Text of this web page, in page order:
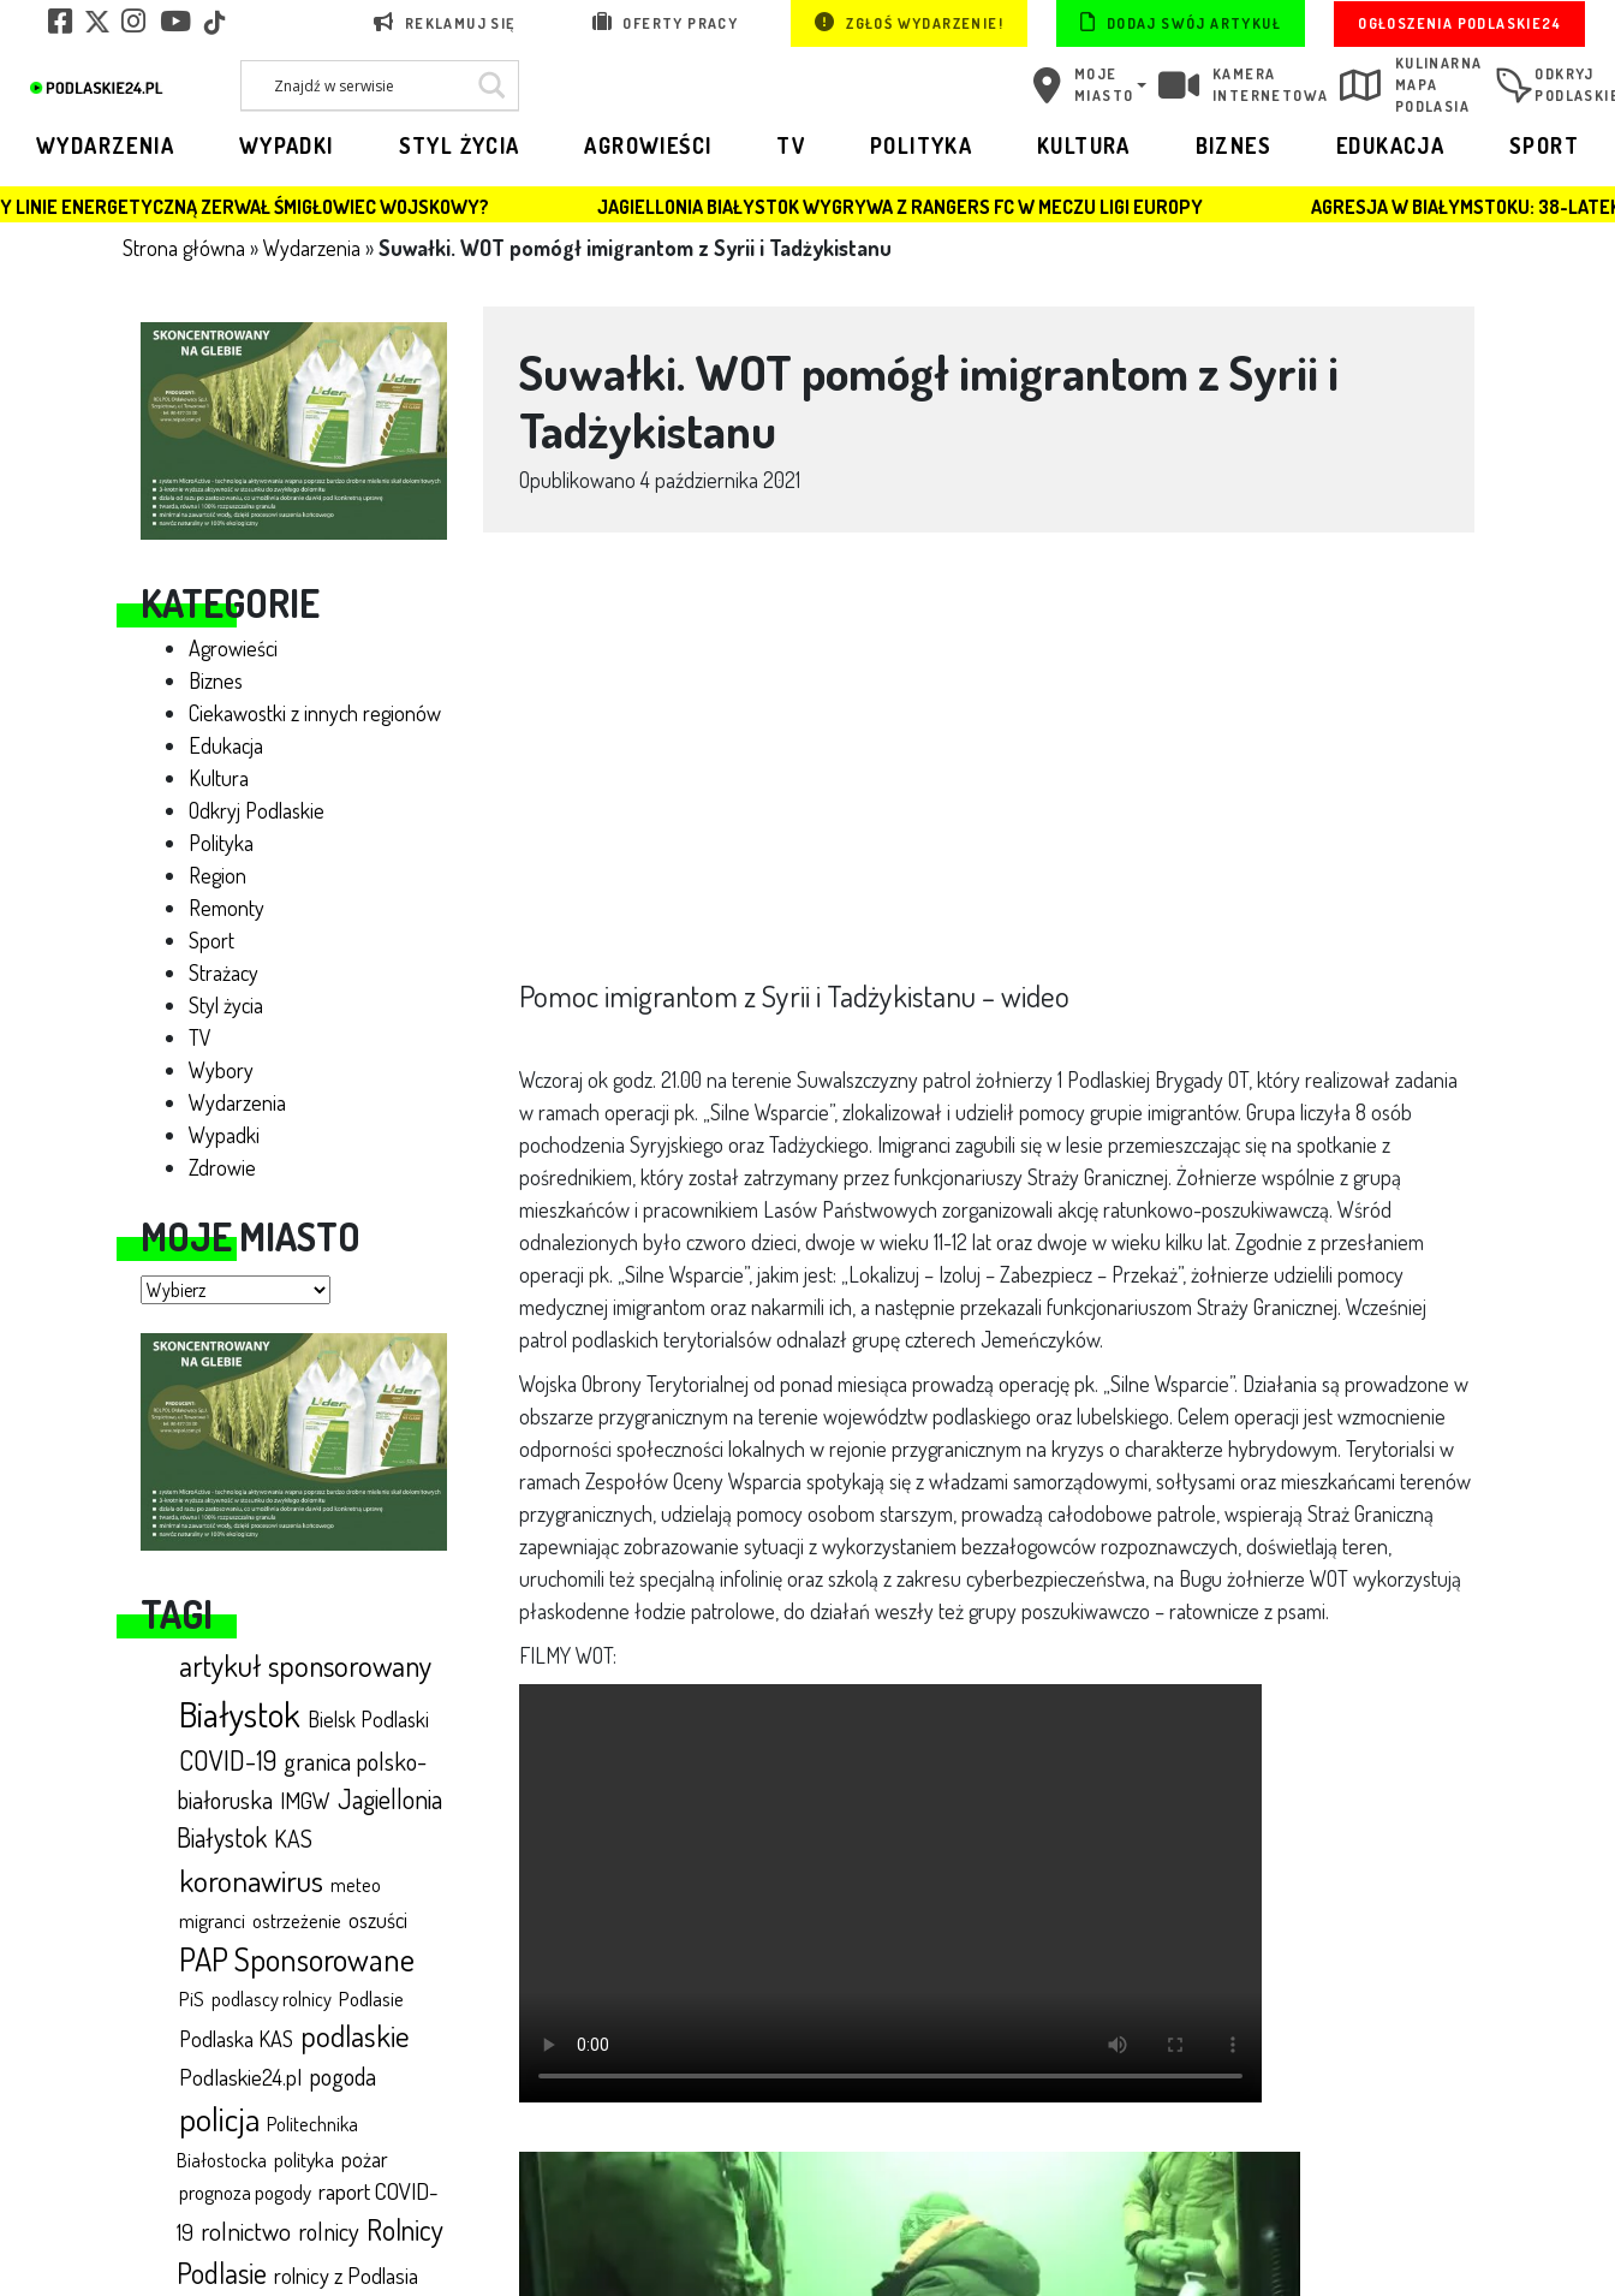
REKLAMUJ SIĘ OFERTY PRACY ZGŁOŚ WYDARZENIE! DODAJ SWÓJ ARTYKUŁ OGŁOSZENIA PODLASKIE24
MOJE
MIASTO
KAMERA
INTERNETOWA
KULINARNA
MAPA
PODLASIA
ODKRYJ
WYDARZENIA WYPADKI STYL ŻYCIA AGROWIEŚCI TV POLITYKA KULTURA BIZNES EDUKACJA SPORT
ZERWAŁ ŚMIGŁOWIEC WOJSKOWY? JAGIELLONIA BIAŁYSTOK WYGRYWA Z RANGERS FC W MECZU LIGI EUROPY AGRESJA W BIAŁYMSTOKU: 38-LATEK ZATRZYMANY PO
Strona główna »Wydarzenia »Suwałki. WOT pomógł imigrantom z Syrii i Tadżykistanu
KATEGORIE
Agrowieści
Biznes
Ciekawostki z innych regionów
Edukacja
Kultura
Odkryj Podlaskie
Polityka
Region
Remonty
Sport
Strażacy
Styl życia
TV
Wybory
Wydarzenia
Wypadki
Zdrowie
MOJE MIASTO
Moje miasto
TAGI
artykuł sponsorowany
Białystok Bielsk Podlaski
COVID-19 granica polsko-
białoruska IMGW Jagiellonia
Białystok KAS
koronawirus meteo
migranci ostrzeżenie oszuści
PAP Sponsorowane
PiS podlascy rolnicy Podlasie
Podlaska KAS podlaskie
Podlaskie24.pl pogoda
policja Politechnika
Białostocka polityka pożar
prognoza pogody raport COVID-
19 rolnictwo rolnicy Rolnicy
Podlasie rolnicy z Podlasia
Suwałki. WOT pomógł imigrantom z Syrii i
Tadżykistanu
Opublikowano 4 października 2021
Pomoc imigrantom z Syrii i Tadżykistanu – wideo
Wczoraj ok godz. 21.00 na terenie Suwalszczyzny patrol żołnierzy 1 Podlaskiej Brygady OT, który realizował zadania
w ramach operacji pk. „Silne Wsparcie”, zlokalizował i udzielił pomocy grupie imigrantów. Grupa liczyła 8 osób
pochodzenia Syryjskiego oraz Tadżyckiego. Imigranci zagubili się w lesie przemieszczając się na spotkanie z
pośrednikiem, który został zatrzymany przez funkcjonariuszy Straży Granicznej. Żołnierze wspólnie z grupą
mieszkańców i pracownikiem Lasów Państwowych zorganizowali akcję ratunkowo-poszukiwawczą. Wśród
odnalezionych było czworo dzieci, dwoje w wieku 11-12 lat oraz dwoje w wieku kilku lat. Zgodnie z przesłaniem
operacji pk. „Silne Wsparcie”, jakim jest: „Lokalizuj – Izoluj – Zabezpiecz – Przekaż”, żołnierze udzielili pomocy
medycznej imigrantom oraz nakarmili ich, a następnie przekazali funkcjonariuszom Straży Granicznej. Wcześniej
patrol podlaskich terytorialsów odnalazł grupę czterech Jemeńczyków.
Wojska Obrony Terytorialnej od ponad miesiąca prowadzą operację pk. „Silne Wsparcie”. Działania są prowadzone w
obszarze przygranicznym na terenie województw podlaskiego oraz lubelskiego. Celem operacji jest wzmocnienie
odporności społeczności lokalnych w rejonie przygranicznym na kryzys o charakterze hybrydowym. Terytorialsi w
ramach Zespołów Oceny Wsparcia spotykają się z władzami samorządowymi, sołtysami oraz mieszkańcami terenów
przygranicznych, udzielają pomocy osobom starszym, prowadzą całodobowe patrole, wspierają Straż Graniczną
zapewniając zobrazowanie sytuacji z wykorzystaniem bezzałogowców rozpoznawczych, doświetlają teren,
uruchomili też specjalną infolinię oraz szkolą z zakresu cyberbezpieczeństwa, na Bugu żołnierze WOT wykorzystują
płaskodenne łodzie patrolowe, do działań weszły też grupy poszukiwawczo – ratownicze z psami.
FILMY WOT: